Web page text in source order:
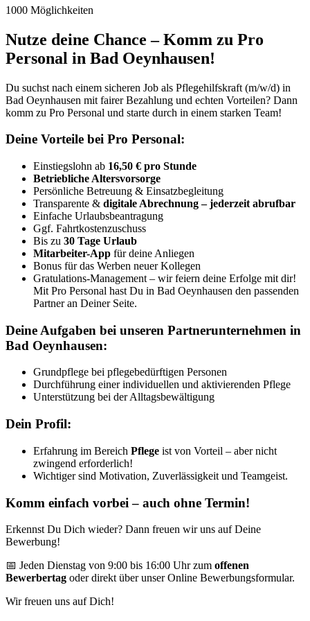
1000 Möglichkeiten
Nutze deine Chance – Komm zu Pro
Personal in Bad Oeynhausen!
Du suchst nach einem sicheren Job als Pflegehilfskraft (m/w/d) in
Bad Oeynhausen mit fairer Bezahlung und echten Vorteilen? Dann
komm zu Pro Personal und starte durch in einem starken Team!
Deine Vorteile bei Pro Personal:
Einstiegslohn ab 16,50 € pro Stunde
Betriebliche Altersvorsorge
Persönliche Betreuung & Einsatzbegleitung
Transparente & digitale Abrechnung – jederzeit abrufbar
Einfache Urlaubsbeantragung
Ggf. Fahrtkostenzuschuss
Bis zu 30 Tage Urlaub
Mitarbeiter-App für deine Anliegen
Bonus für das Werben neuer Kollegen
Gratulations-Management – wir feiern deine Erfolge mit dir!
Mit Pro Personal hast Du in Bad Oeynhausen den passenden
Partner an Deiner Seite.
Deine Aufgaben bei unseren Partnerunternehmen in
Bad Oeynhausen:
Grundpflege bei pflegebedürftigen Personen
Durchführung einer individuellen und aktivierenden Pflege
Unterstützung bei der Alltagsbewältigung
Dein Profil:
Erfahrung im Bereich Pflege ist von Vorteil – aber nicht
zwingend erforderlich!
Wichtiger sind Motivation, Zuverlässigkeit und Teamgeist.
Komm einfach vorbei – auch ohne Termin!
Erkennst Du Dich wieder? Dann freuen wir uns auf Deine
Bewerbung!
📅 Jeden Dienstag von 9:00 bis 16:00 Uhr zum offenen
Bewerbertag oder direkt über unser Online Bewerbungsformular.
Wir freuen uns auf Dich!